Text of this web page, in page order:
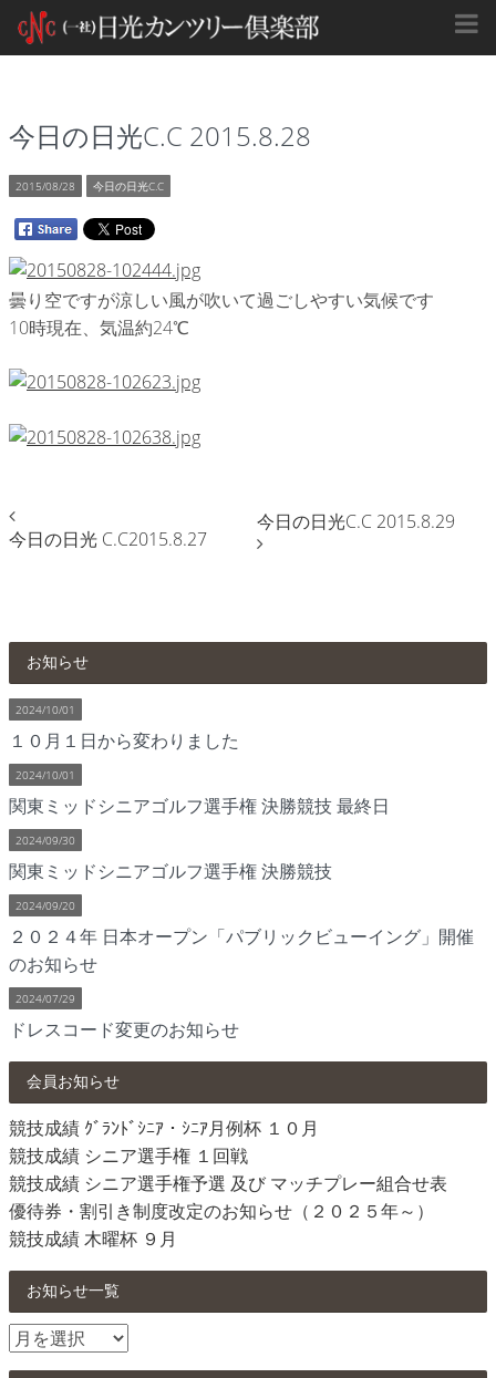
今日の日光C.C 2015.8.28
2015/08/28 今日の日光C.C
曇り空ですが涼しい風が吹いて過ごしやすい気候です
10時現在、気温約24℃
今日の日光 C.C2015.8.27
今日の日光C.C 2015.8.29
お知らせ
2024/10/01
１０月１日から変わりました
2024/10/01
関東ミッドシニアゴルフ選手権 決勝競技 最終日
2024/09/30
関東ミッドシニアゴルフ選手権 決勝競技
2024/09/20
２０２４年 日本オープン「パブリックビューイング」開催
のお知らせ
2024/07/29
ドレスコード変更のお知らせ
会員お知らせ
競技成績 ｸﾞﾗﾝﾄﾞｼﾆｱ・ｼﾆｱ月例杯 １０月
競技成績 シニア選手権 １回戦
競技成績 シニア選手権予選 及び マッチプレー組合せ表
優待券・割引き制度改定のお知らせ（２０２５年～）
競技成績 木曜杯 ９月
お知らせ一覧
お